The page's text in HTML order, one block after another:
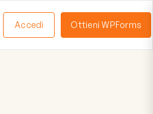
Accedi Ottieni WPForms